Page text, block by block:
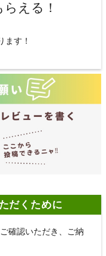
える！
ます！
だくために
確認いただき、ご納